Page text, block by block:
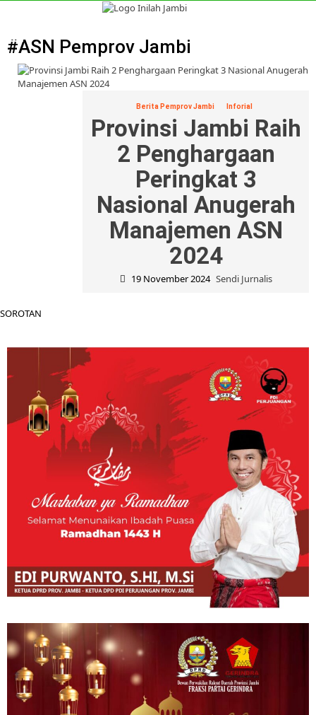
#ASN Pemprov Jambi
Berita Pemprov Jambi Inforial
Provinsi Jambi Raih
2 Penghargaan
Peringkat 3
Nasional Anugerah
Manajemen ASN
2024
19 November 2024 Sendi Jurnalis
SOROTAN